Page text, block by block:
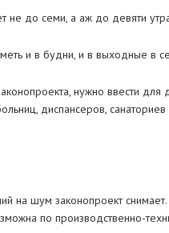
не до семи, а аж до девяти
и в будни, и в выходные в
нужно ввести
диспансеров,
на шум законопроект
по производственно-